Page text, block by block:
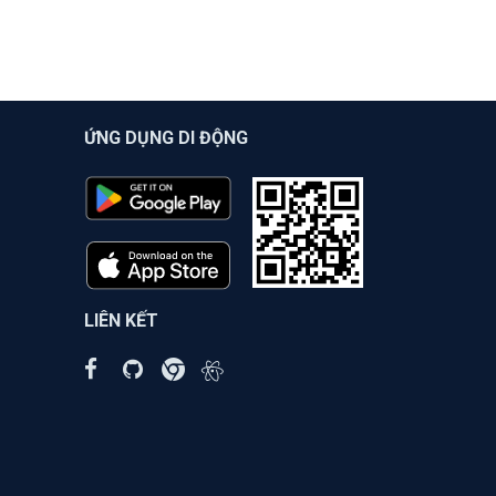
ỨNG DỤNG DI ĐỘNG
LIÊN KẾT